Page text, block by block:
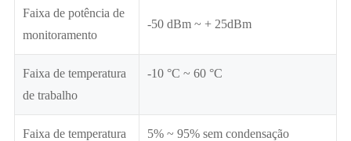
Faixa de potência de
monitoramento
-50 dBm ~ + 25dBm
Faixa de temperatura
de trabalho
-10 °C ~ 60 °C
Faixa de temperatura
5% ~ 95% sem condensação